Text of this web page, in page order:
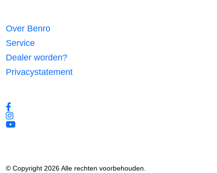
Over Benro
Service
Dealer worden?
Privacystatement
© Copyright 2026 Alle rechten voorbehouden.